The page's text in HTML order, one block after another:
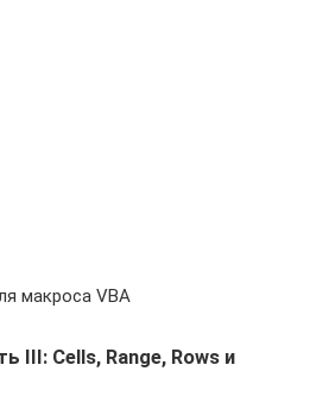
макроса VBA
III: Cells, Range, Rows и